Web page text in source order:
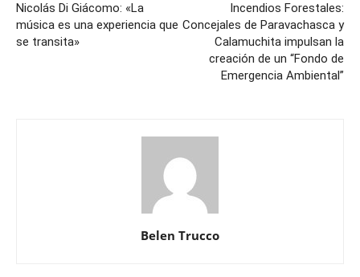
Nicolás Di Giácomo: «La
música es una experiencia que
se transita»
Incendios Forestales:
Concejales de Paravachasca y
Calamuchita impulsan la
creación de un “Fondo de
Emergencia Ambiental”
Belen Trucco